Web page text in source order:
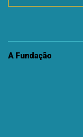
A Fundação